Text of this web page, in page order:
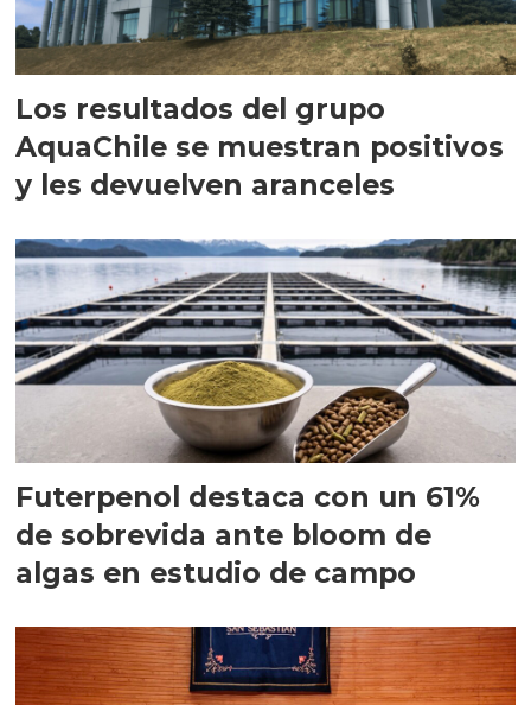
Los resultados del grupo
AquaChile se muestran positivos
y les devuelven aranceles
Futerpenol destaca con un 61%
de sobrevida ante bloom de
algas en estudio de campo